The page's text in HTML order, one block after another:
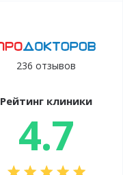
236 отзывов
Рейтинг клиники
4.7